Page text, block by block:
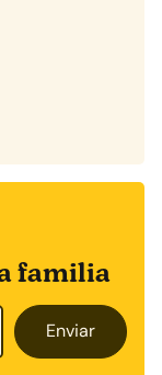
familia
Enviar